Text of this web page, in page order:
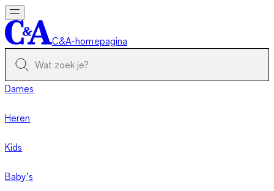
C&A-homepagina
Dames
Heren
Kids
Baby’s